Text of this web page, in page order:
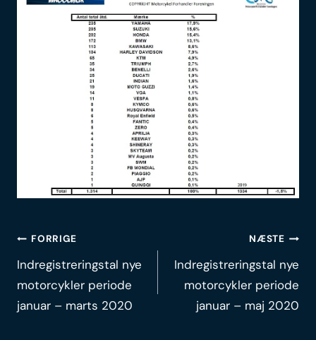
Indlægsnavigation
FORRIGE
Indregistreringstal nye
motorcykler periode
januar – marts 2020
NÆSTE
Indregistreringstal nye
motorcykler periode
januar – maj 2020